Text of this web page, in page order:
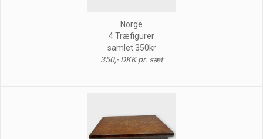
Norge
4 Træfigurer
samlet 350kr
350,- DKK pr. sæt